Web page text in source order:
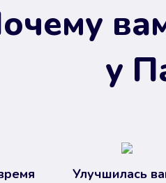
у
Улучшилась